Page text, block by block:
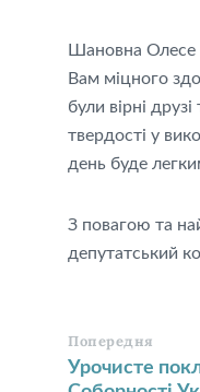
Шановна Олесе
Вам міцного
були вірні
твердості у
день буде
З повагою та
депутатський
Попередня
Урочисте